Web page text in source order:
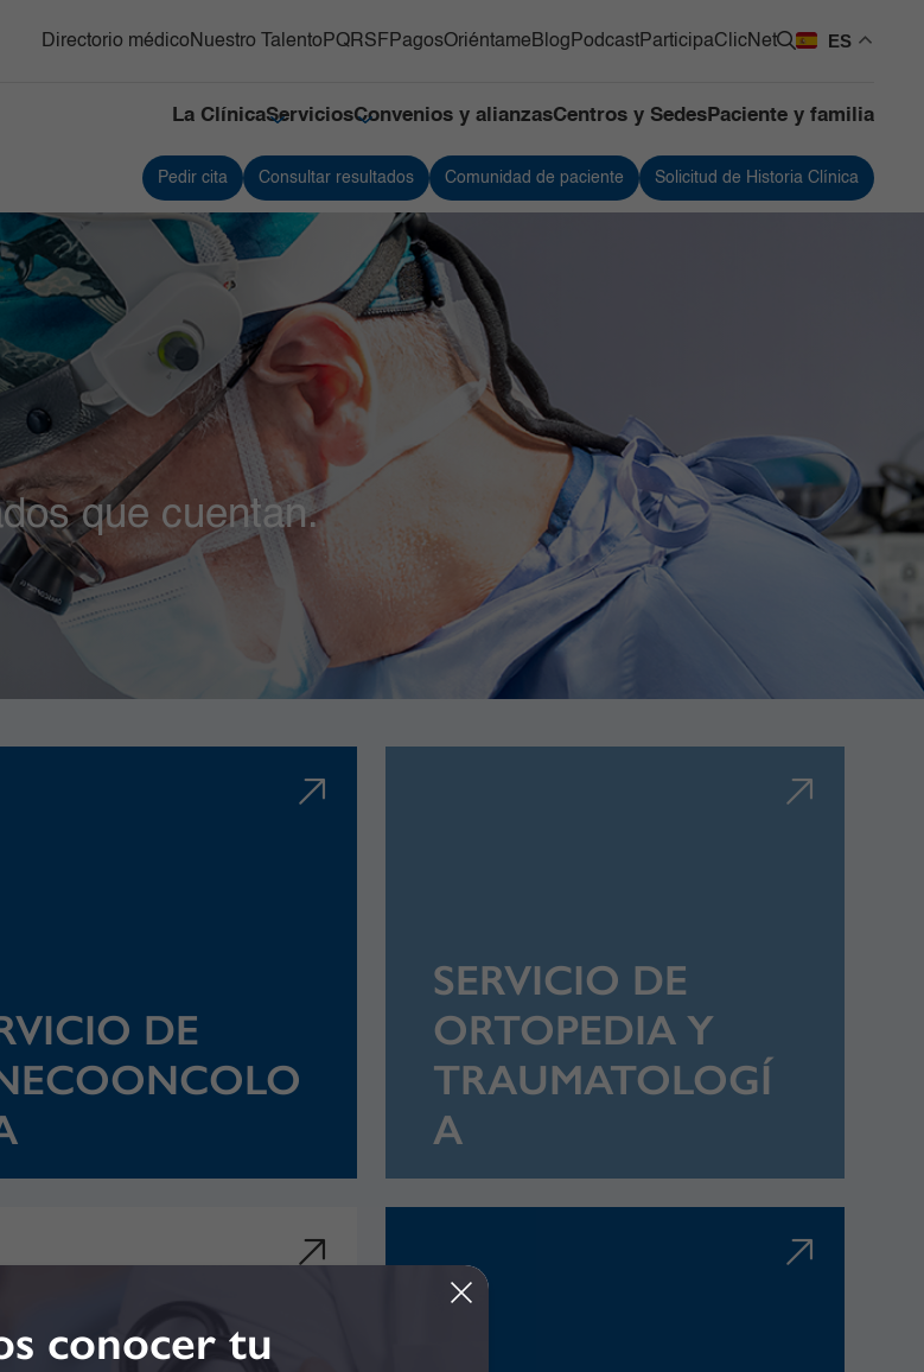
Directorio médicoNuestro Talento PQRSF PagosOriéntameBlog PodcastParticipaClicNet ES
La ClínicaServicios
Medicina Nuclear e Imágenes
Moleculares
Neonatología
Neurociencias
Oncología
Ortopedia y Traumatología
Pediatría
Radiología e Imágenes Diagnósticas
Servicios Quirúrgicos
Servicios de Apoyo
Trasplantes
Unidad de Mama y Tumores de
Tejidos Blandos
Unidad de Cuidado Crítico
Especializado
Urgencias
Urología
Convenios y alianzasCentros y Sedes Paciente y familia
Pedir cita Consultar resultados Comunidad de paciente Solicitud de Historia Clínica
que cuentan.
DE
SERVICIO DE
ORTOPEDIA Y
TRAUMATOLOGÍ
A
conocer tu